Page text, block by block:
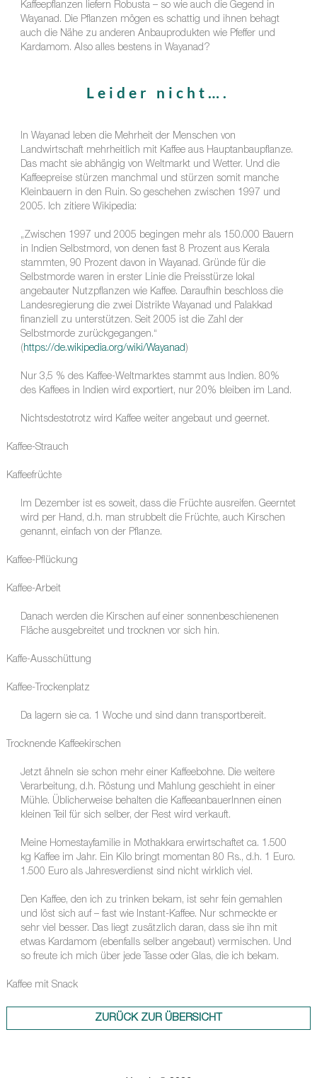
Kaffeepflanzen liefern Robusta – so wie auch die Gegend in
Wayanad. Die Pflanzen mögen es schattig und ihnen behagt
auch die Nähe zu anderen Anbauprodukten wie Pfeffer und
Kardamom. Also alles bestens in Wayanad?
Leider nicht….
In Wayanad leben die Mehrheit der Menschen von
Landwirtschaft mehrheitlich mit Kaffee aus Hauptanbaupflanze.
Das macht sie abhängig von Weltmarkt und Wetter. Und die
Kaffeepreise stürzen manchmal und stürzen somit manche
Kleinbauern in den Ruin. So geschehen zwischen 1997 und
2005. Ich zitiere Wikipedia:
„Zwischen 1997 und 2005 begingen mehr als 150.000 Bauern
in Indien Selbstmord, von denen fast 8 Prozent aus Kerala
stammten, 90 Prozent davon in Wayanad. Gründe für die
Selbstmorde waren in erster Linie die Preisstürze lokal
angebauter Nutzpflanzen wie Kaffee. Daraufhin beschloss die
Landesregierung die zwei Distrikte Wayanad und Palakkad
finanziell zu unterstützen. Seit 2005 ist die Zahl der
Selbstmorde zurückgegangen.“
(https://de.wikipedia.org/wiki/Wayanad)
Nur 3,5 % des Kaffee-Weltmarktes stammt aus Indien. 80%
des Kaffees in Indien wird exportiert, nur 20% bleiben im Land.
Nichtsdestotrotz wird Kaffee weiter angebaut und geernet.
Kaffee-Strauch
Kaffeefrüchte
Im Dezember ist es soweit, dass die Früchte ausreifen. Geerntet
wird per Hand, d.h. man strubbelt die Früchte, auch Kirschen
genannt, einfach von der Pflanze.
Kaffee-Pflückung
Kaffee-Arbeit
Danach werden die Kirschen auf einer sonnenbeschienenen
Fläche ausgebreitet und trocknen vor sich hin.
Kaffe-Ausschüttung
Kaffee-Trockenplatz
Da lagern sie ca. 1 Woche und sind dann transportbereit.
Trocknende Kaffeekirschen
Jetzt ähneln sie schon mehr einer Kaffeebohne. Die weitere
Verarbeitung, d.h. Röstung und Mahlung geschieht in einer
Mühle. Üblicherweise behalten die KaffeeanbauerInnen einen
kleinen Teil für sich selber, der Rest wird verkauft.
Meine Homestayfamilie in Mothakkara erwirtschaftet ca. 1.500
kg Kaffee im Jahr. Ein Kilo bringt momentan 80 Rs., d.h. 1 Euro.
1.500 Euro als Jahresverdienst sind nicht wirklich viel.
Den Kaffee, den ich zu trinken bekam, ist sehr fein gemahlen
und löst sich auf – fast wie Instant-Kaffee. Nur schmeckte er
sehr viel besser. Das liegt zusätzlich daran, dass sie ihn mit
etwas Kardamom (ebenfalls selber angebaut) vermischen. Und
so freute ich mich über jede Tasse oder Glas, die ich bekam.
Kaffee mit Snack
ZURÜCK ZUR ÜBERSICHT